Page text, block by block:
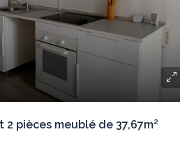
pièces meublé de 37,67m²